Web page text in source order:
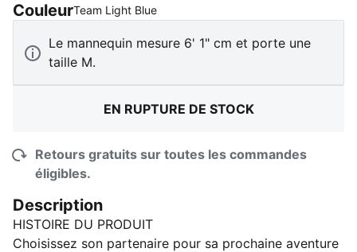
CouleurTeam Light Blue:
Le mannequin mesure 6' 1" cm et porte une
taille M.
EN RUPTURE DE STOCK
Retours gratuits sur toutes les commandes
éligibles.
Description
HISTOIRE DU PRODUIT
Choisissez son partenaire pour sa prochaine aventure